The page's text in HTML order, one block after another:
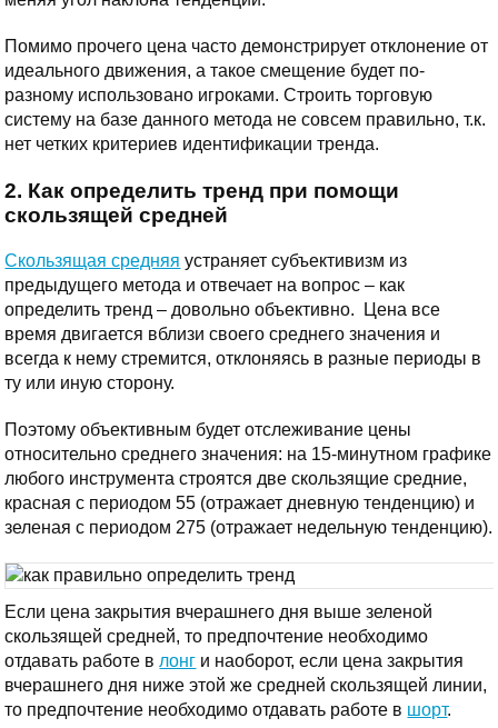
Помимо прочего цена часто демонстрирует отклонение от
идеального движения, а такое смещение будет по-
разному использовано игроками. Строить торговую
систему на базе данного метода не совсем правильно, т.к.
нет четких критериев идентификации тренда.
2. Как определить тренд при помощи
скользящей средней
Скользящая средняя устраняет субъективизм из
предыдущего метода и отвечает на вопрос – как
определить тренд – довольно объективно. Цена все
время двигается вблизи своего среднего значения и
всегда к нему стремится, отклоняясь в разные периоды в
ту или иную сторону.
Поэтому объективным будет отслеживание цены
относительно среднего значения: на 15-минутном графике
любого инструмента строятся две скользящие средние,
красная с периодом 55 (отражает дневную тенденцию) и
зеленая с периодом 275 (отражает недельную тенденцию).
Если цена закрытия вчерашнего дня выше зеленой
скользящей средней, то предпочтение необходимо
отдавать работе в лонг и наоборот, если цена закрытия
вчерашнего дня ниже этой же средней скользящей линии,
то предпочтение необходимо отдавать работе в шорт.